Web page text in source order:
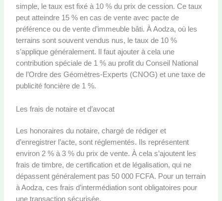
simple, le taux est fixé à 10 % du prix de cession. Ce taux
peut atteindre 15 % en cas de vente avec pacte de
préférence ou de vente d’immeuble bâti. À Aodza, où les
terrains sont souvent vendus nus, le taux de 10 %
s’applique généralement. Il faut ajouter à cela une
contribution spéciale de 1 % au profit du Conseil National
de l’Ordre des Géomètres-Experts (CNOG) et une taxe de
publicité foncière de 1 %.
Les frais de notaire et d’avocat
Les honoraires du notaire, chargé de rédiger et
d’enregistrer l’acte, sont réglementés. Ils représentent
environ 2 % à 3 % du prix de vente. À cela s’ajoutent les
frais de timbre, de certification et de légalisation, qui ne
dépassent généralement pas 50 000 FCFA. Pour un terrain
à Aodza, ces frais d’intermédiation sont obligatoires pour
une transaction sécurisée.